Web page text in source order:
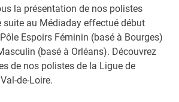
la présentation de nos polistes
suite au Médiaday effectué début
Espoirs Féminin (basé à Bourges)
(basé à Orléans). Découvrez
de nos polistes de la Ligue de
de-Loire.